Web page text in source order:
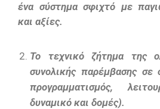
ένα σύστημα σφιχτό με
και αξίες.
Το τεχνικό ζήτημα της
συνολικής παρέμβασης σε
προγραμματισμός,
δυναμικό και δομές).